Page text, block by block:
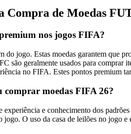
Compra de Moedas
nos jogos FIFA?
do jogo. Estas moedas garantem que
são geralmente usados para
no FIFA. Estes pontos premium
comprar moedas FIFA 26?
experiência e conhecimento dos
O uso da casa de leilões no jogo